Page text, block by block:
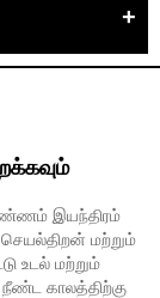
இயந்திரம்
மற்றும்
உடல் மற்றும்
காலத்திற்கு